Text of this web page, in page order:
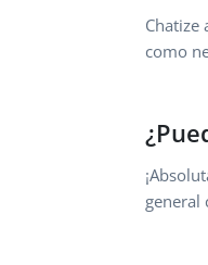
Chatize
como
general